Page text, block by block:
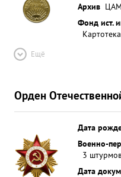
Архив
Фонд ист.
Ещё
Орден
Дата
Военно-
3
Дата